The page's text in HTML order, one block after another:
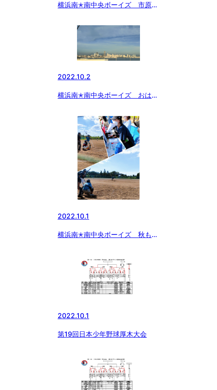
横浜南✭南中央ボーイズ 市原の
2022.10.2
横浜南✭南中央ボーイズ おはよ
2022.10.1
横浜南✭南中央ボーイズ 秋も市
2022.10.1
第19回日本少年野球厚木大会